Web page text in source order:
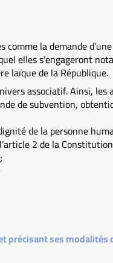
la demande
elles s’engageront
laïque de la République.
associatif. Ainsi, les
de subvention,
de la personne
2 de la
précisant ses